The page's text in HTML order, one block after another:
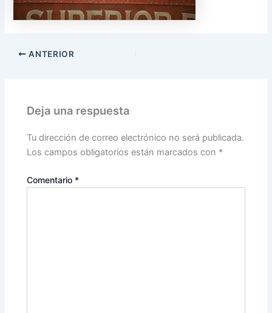
ANTERIOR
Deja una respuesta
Tu dirección de correo electrónico no será publicada.
Los campos obligatorios están marcados con *
Comentario *